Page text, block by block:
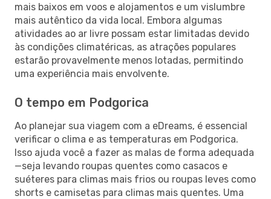
mais baixos em voos e alojamentos e um vislumbre
mais autêntico da vida local. Embora algumas
atividades ao ar livre possam estar limitadas devido
às condições climatéricas, as atrações populares
estarão provavelmente menos lotadas, permitindo
uma experiência mais envolvente.
O tempo em Podgorica
Ao planejar sua viagem com a eDreams, é essencial
verificar o clima e as temperaturas em Podgorica.
Isso ajuda você a fazer as malas de forma adequada
—seja levando roupas quentes como casacos e
suéteres para climas mais frios ou roupas leves como
shorts e camisetas para climas mais quentes. Uma